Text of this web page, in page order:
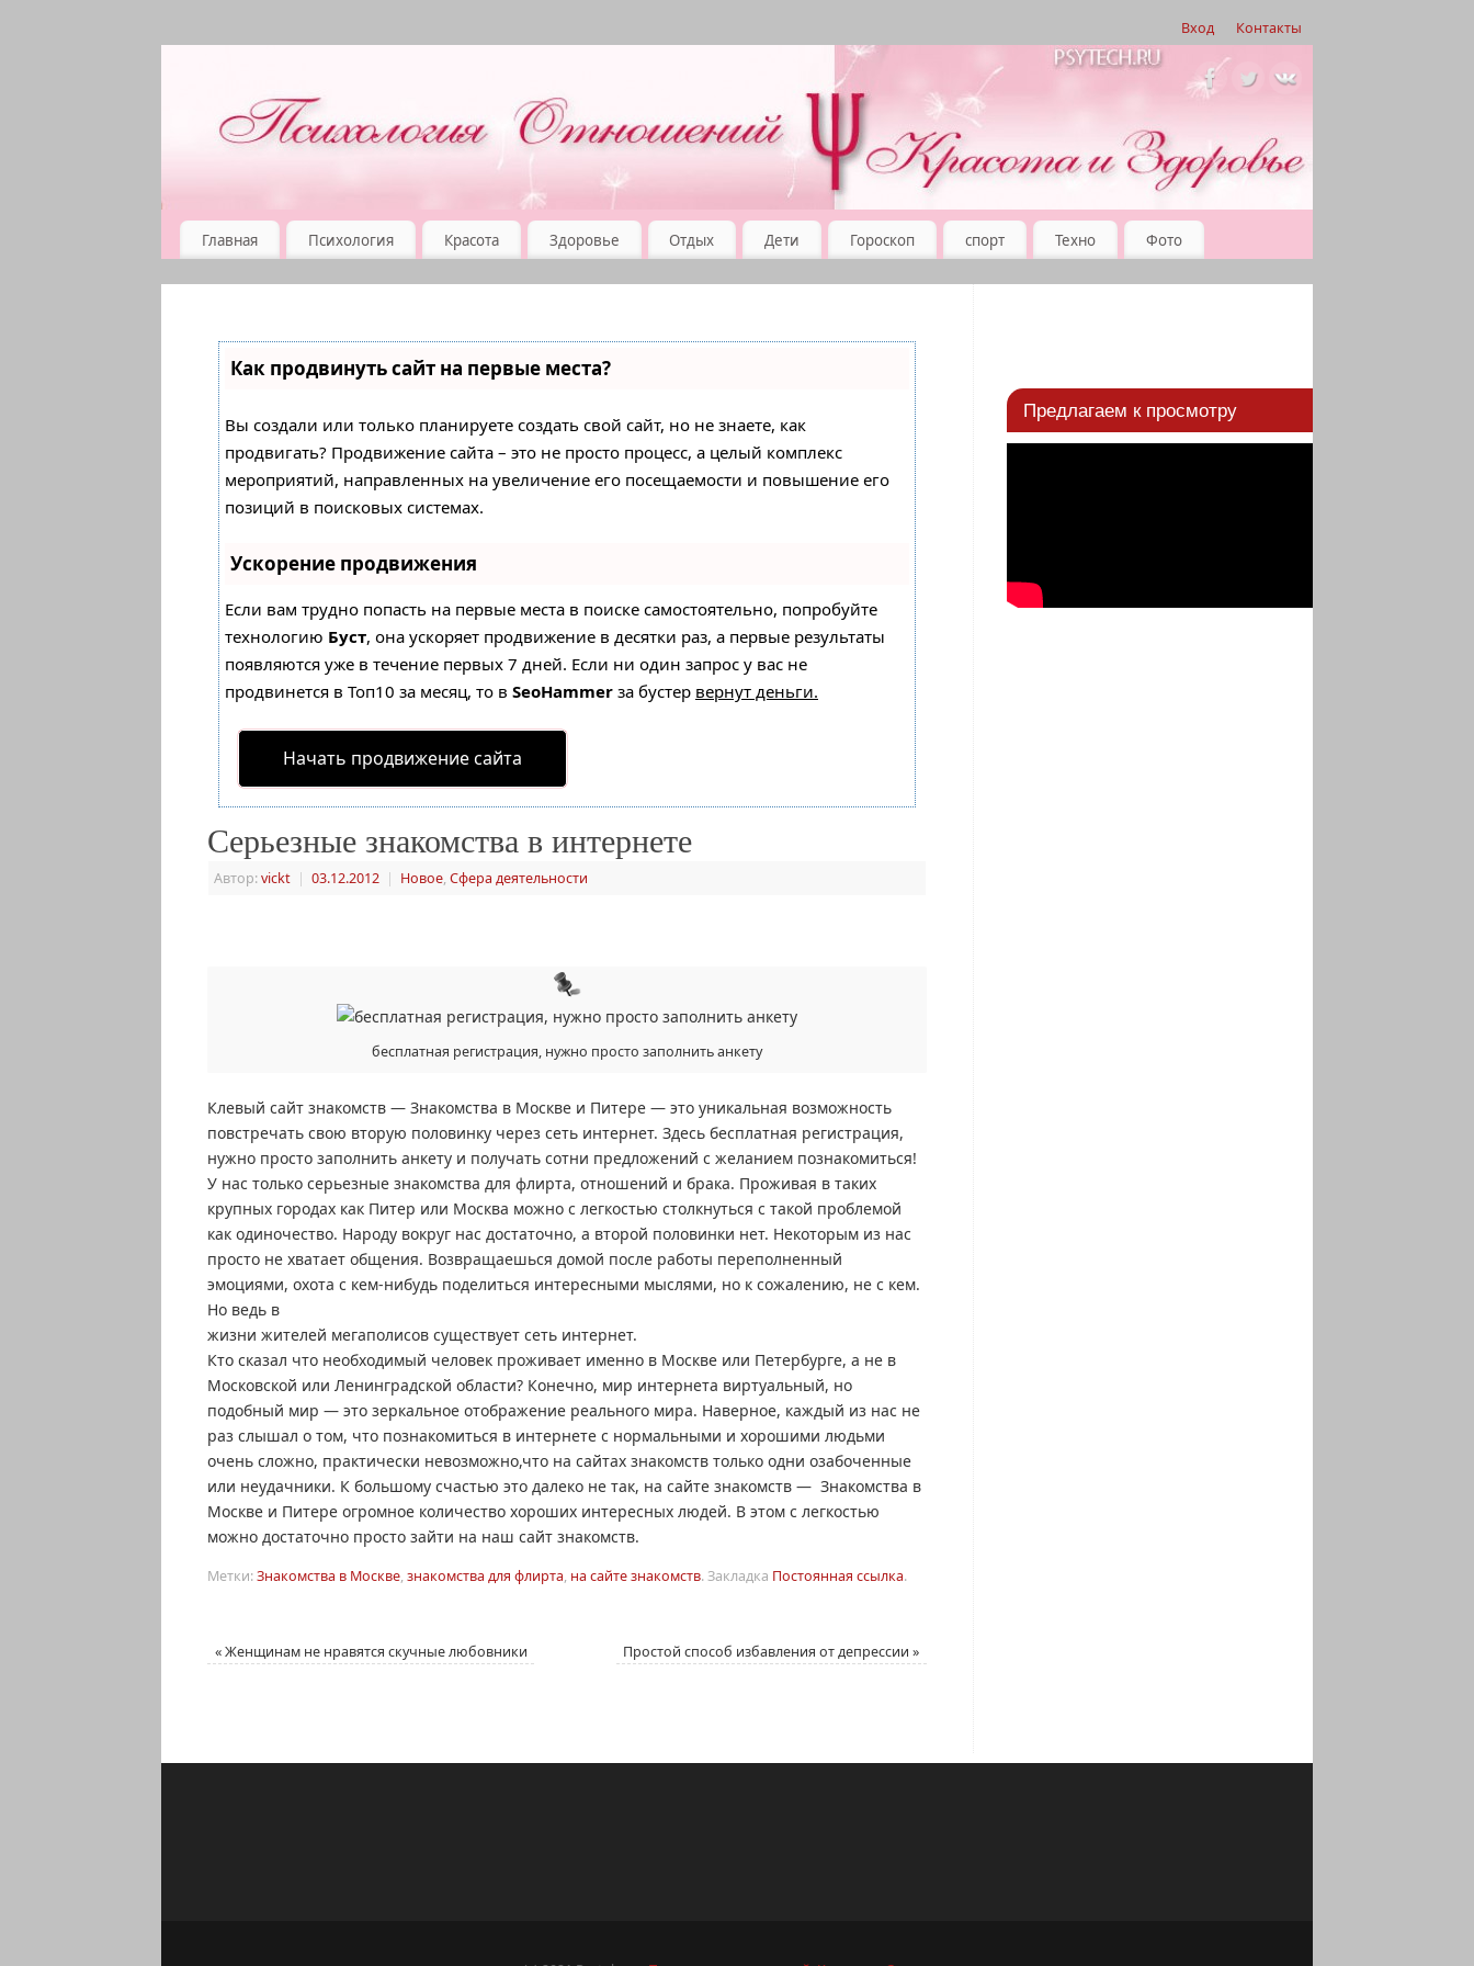
Вход Контакты
Главная Психология Красота Здоровье Отдых Дети Гороскоп спорт Техно Фото
Как продвинуть сайт на первые места?
Вы создали или только планируете создать свой сайт, но не знаете, как
продвигать? Продвижение сайта – это не просто процесс, а целый комплекс
мероприятий, направленных на увеличение его посещаемости и повышение его
позиций в поисковых системах.
Ускорение продвижения
Если вам трудно попасть на первые места в поиске самостоятельно, попробуйте
технологию Буст, она ускоряет продвижение в десятки раз, а первые результаты
появляются уже в течение первых 7 дней. Если ни один запрос у вас не
продвинется в Топ10 за месяц, то в SeoHammer за бустер вернут деньги.
Начать продвижение сайта
Серьезные знакомства в интернете
Автор:vickt | 03.12.2012 | Новое, Сфера деятельности
бесплатная регистрация, нужно просто заполнить анкету
Клевый сайт знакомств — Знакомства в Москве и Питере — это уникальная возможность
повстречать свою вторую половинку через сеть интернет. Здесь бесплатная регистрация,
нужно просто заполнить анкету и получать сотни предложений с желанием познакомиться!
У нас только серьезные знакомства для флирта, отношений и брака. Проживая в таких
крупных городах как Питер или Москва можно с легкостью столкнуться с такой проблемой
как одиночество. Народу вокруг нас достаточно, а второй половинки нет. Некоторым из нас
просто не хватает общения. Возвращаешься домой после работы переполненный
эмоциями, охота с кем-нибудь поделиться интересными мыслями, но к сожалению, не с кем.
Но ведь в
жизни жителей мегаполисов существует сеть интернет.
Кто сказал что необходимый человек проживает именно в Москве или Петербурге, а не в
Московской или Ленинградской области? Конечно, мир интернета виртуальный, но
подобный мир — это зеркальное отображение реального мира. Наверное, каждый из нас не
раз слышал о том, что познакомиться в интернете с нормальными и хорошими людьми
очень сложно, практически невозможно,что на сайтах знакомств только одни озабоченные
или неудачники. К большому счастью это далеко не так, на сайте знакомств — Знакомства в
Москве и Питере огромное количество хороших интересных людей. В этом с легкостью
можно достаточно просто зайти на наш сайт знакомств.
Метки:Знакомства в Москве,знакомства для флирта, на сайте знакомств.Закладка Постоянная ссылка.
«Женщинам не нравятся скучные любовники Простой способ избавления от депрессии»
Предлагаем к просмотру